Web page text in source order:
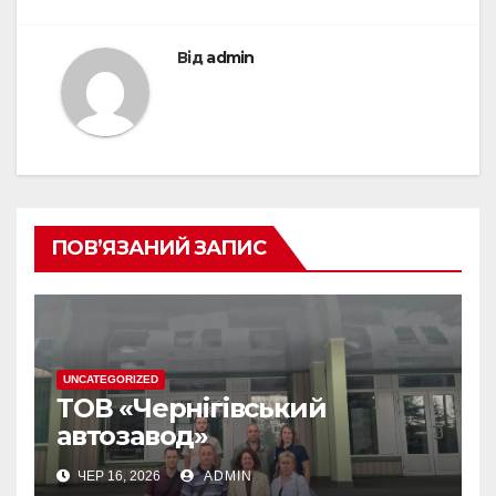
Відadmin
ПОВ’ЯЗАНИЙ ЗАПИС
UNCATEGORIZED
ТОВ «Чернігівський
автозавод»
ЧЕР 16, 2026 ADMIN